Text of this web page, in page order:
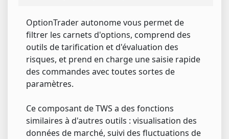
OptionTrader autonome vous permet de
filtrer les carnets d'options, comprend des
outils de tarification et d'évaluation des
risques, et prend en charge une saisie rapide
des commandes avec toutes sortes de
paramètres.
Ce composant de TWS a des fonctions
similaires à d'autres outils : visualisation des
données de marché, suivi des fluctuations de